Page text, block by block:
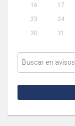
16
17
23
24
30
31